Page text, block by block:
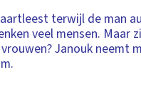
terwijl de man
veel mensen. Maar
Janouk neemt